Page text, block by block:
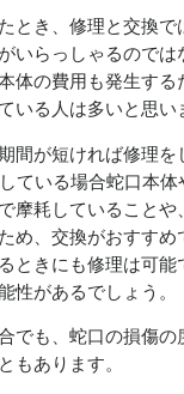
とき、修理と交換で
いらっしゃるのでは
体の費用も発生する
いる人は多いと思い
間が短ければ修理を
ている場合蛇口本
摩耗していることや
め、交換がおすすめ
ときにも修理は可能
性があるでしょう。
でも、蛇口の損傷の
もあります。